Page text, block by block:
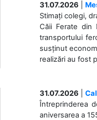
31.07.2026
Stimați colegi,
Căii Ferate din
transportului
susținut
realizări au fost
31.07.2026
Întreprinderea
aniversarea a